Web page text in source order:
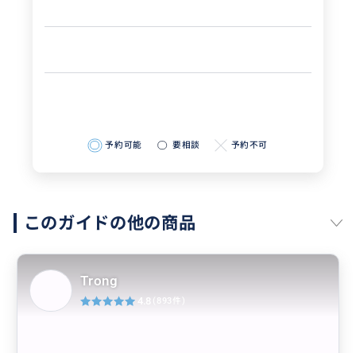
予約可能 要相談 予約不可
このガイドの他の商品
Trong
4.8 (893件)